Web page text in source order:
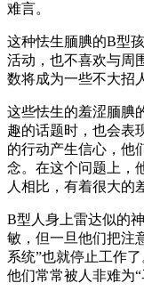
难言。
这种怯生腼腆的B型
活动，也不喜欢与周
数将成为一些不大招
这些怯生的羞涩腼腆
趣的话题时，也会表
的行动产生信心，他
念。在这个问题上，
人相比，有着很大的
B型人身上雷达似的
敏，但一旦他们把注
系统”也就停止工作
他们常常被人非难为“